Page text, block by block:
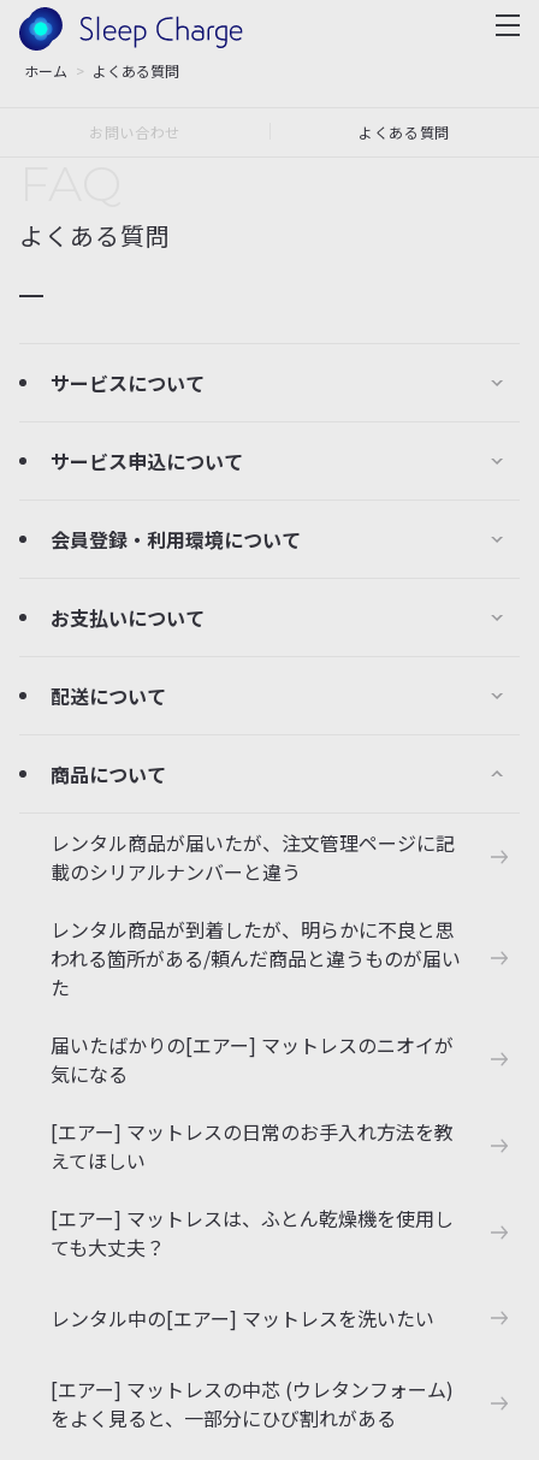
ホーム よくある質問
お問い合わせ よくある質問
よくある質問
サービスについて
サービス申込について
会員登録・利用環境について
お支払いについて
配送について
商品について
レンタル商品が届いたが、注文管理ページに記
載のシリアルナンバーと違う
レンタル商品が到着したが、明らかに不良と思
われる箇所がある/頼んだ商品と違うものが届い
た
届いたばかりの[エアー] マットレスのニオイが
気になる
[エアー] マットレスの日常のお手入れ方法を教
えてほしい
[エアー] マットレスは、ふとん乾燥機を使用し
ても大丈夫？
レンタル中の[エアー] マットレスを洗いたい
[エアー] マットレスの中芯 (ウレタンフォーム)
をよく見ると、一部分にひび割れがある